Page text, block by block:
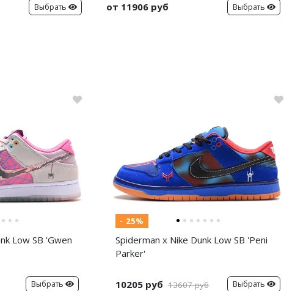
Выбрать
от 11906 руб
Выбрать
Low SB 'Gwen
Выбрать
- 25%
Spiderman x Nike Dunk Low SB 'Peni
Parker'
10205 руб 13607 руб Выбрать